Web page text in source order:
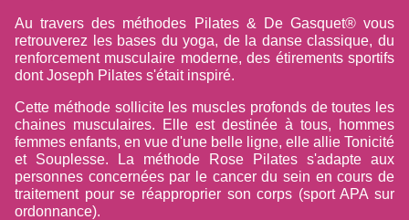
Au travers des méthodes Pilates & De Gasquet® vous
retrouverez les bases du yoga, de la danse classique, du
renforcement musculaire moderne, des étirements sportifs
dont Joseph Pilates s'était inspiré.
Cette méthode sollicite les muscles profonds de toutes les
chaines musculaires. Elle est destinée à tous, hommes
femmes enfants, en vue d'une belle ligne, elle allie Tonicité
et Souplesse. La méthode Rose Pilates s'adapte aux
personnes concernées par le cancer du sein en cours de
traitement pour se réapproprier son corps (sport APA sur
ordonnance).